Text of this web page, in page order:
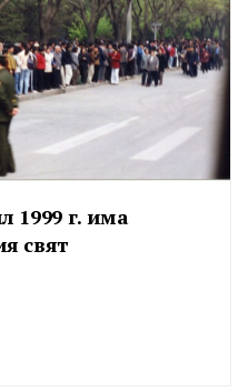
1999 г. има
свят